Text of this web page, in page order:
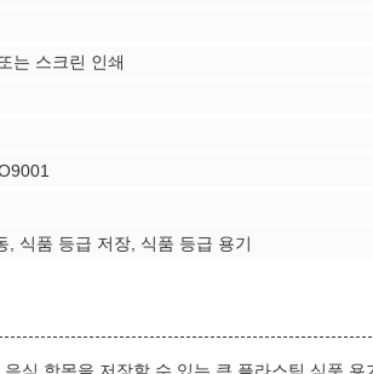
는 스크린 인쇄
, 식품 등급 저장, 식품 등급 용기